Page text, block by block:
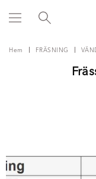
Hem FRÄSNING